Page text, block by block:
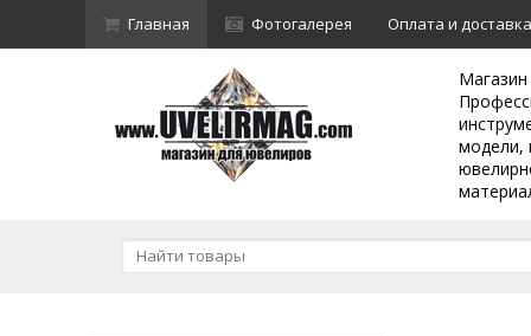
Главная Фотогалерея Оплата и доставка
модели,